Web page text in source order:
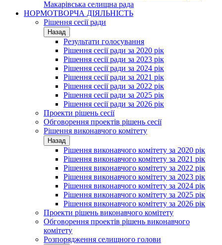
Макарівська селищна рада
НОРМОТВОРЧА ДІЯЛЬНІСТЬ
Рішення сесії ради
Назад
Результати голосування
Рішення сесії ради за 2020 рік
Рішення сесії ради за 2023 рік
Рішення сесії ради за 2024 рік
Рішення сесії ради за 2021 рік
Рішення сесії ради за 2022 рік
Рішення сесії ради за 2025 рік
Рішення сесії ради за 2026 рік
Проекти рішень сесії
Обговорення проектів рішень сесії
Рішення виконавчого комітету
Назад
Рішення виконавчого комітету за 2020 рік
Рішення виконавчого комітету за 2021 рік
Рішення виконавчого комітету за 2022 рік
Рішення виконавчого комітету за 2023 рік
Рішення виконавчого комітету за 2024 рік
Рішення виконавчого комітету за 2025 рік
Рішення виконавчого комітету за 2026 рік
Проекти рішень виконавчого комітету
Обговорення проектів рішень виконавчого
комітету
Розпорядження селищного голови